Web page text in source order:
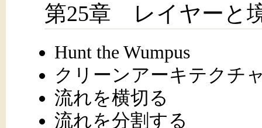
第25章 レイヤーと
Hunt the Wumpus
クリーンアーキテクチ
流れを横切る
流れを分割する